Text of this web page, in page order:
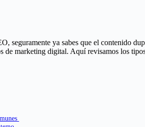
seguramente ya sabes que el contenido
de marketing digital. Aquí revisamos los